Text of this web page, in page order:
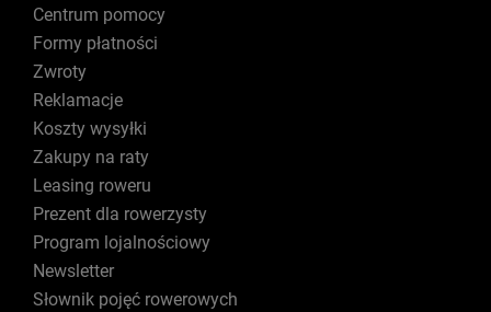
Centrum pomocy
Formy płatności
Zwroty
Reklamacje
Koszty wysyłki
Zakupy na raty
Leasing roweru
Prezent dla rowerzysty
Program lojalnościowy
Newsletter
Słownik pojęć rowerowych